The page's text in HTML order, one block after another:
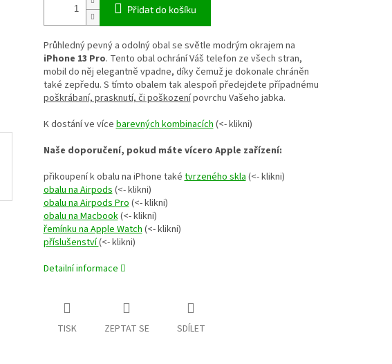
Přidat do košíku
Průhledný pevný a odolný obal se světle modrým okrajem na
iPhone 13 Pro. Tento obal ochrání Váš telefon ze všech stran,
mobil do něj elegantně vpadne, díky čemuž je dokonale chráněn
také zepředu. S tímto obalem tak alespoň předejdete případnému
poškrábaní, prasknutí, či poškozenípovrchu Vašeho jabka.
K dostání ve vícebarevných kombinacích(<- klikni)
Naše doporučení, pokud máte vícero Apple zařízení:
přikoupení k obalu na iPhone takétvrzeného skla(<- klikni)
obalu na Airpods(<- klikni)
obalu na Airpods Pro(<- klikni)
obalu na Macbook(<- klikni)
řemínku na Apple Watch(<- klikni)
příslušenství(<- klikni)
Detailní informace
TISK ZEPTAT SE SDÍLET